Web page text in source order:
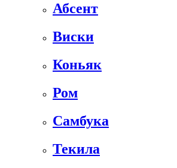
Абсент
Виски
Коньяк
Ром
Самбука
Текила